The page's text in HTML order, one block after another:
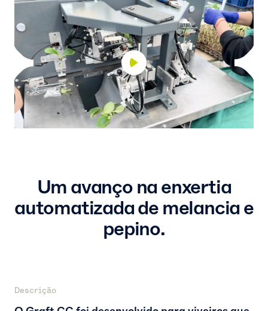
Um avanço na enxertia
automatizada de melancia e
pepino.
Descrição